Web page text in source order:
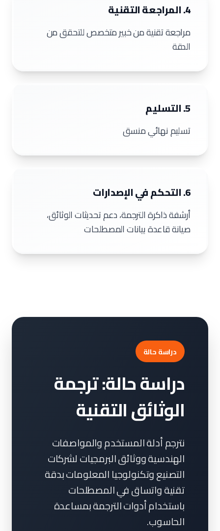
4. المراجعة التقنية
مراجعة تقنية من خبير متخصص للتحقق من
الدقة
5. التسليم
تسليم نهائي منسق
6. التحكم في الإصدارات
أرشفة ذاكرة الترجمة، دعم تحديثات الوثائق،
صيانة قاعدة بيانات المصطلحات
دراسة حالة
دراسة حالة: ترجمة
الوثائق التقنية
نترجم أدلة المستخدم والمواصفات
الهندسية ووثائق البرمجيات لشركات
التصنيع وتكنولوجيا المعلومات بدقة
تقنية واتساق في المصطلحات
باستخدام أدوات الترجمة بمساعدة
الحاسوب.